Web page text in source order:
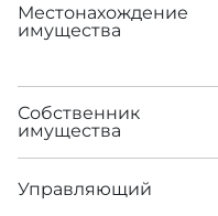
Местонахождение
имущества
Собственник
имущества
Управляющий